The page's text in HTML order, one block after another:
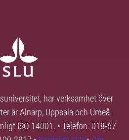
har verksamhet över
är Alnarp, Uppsala och Umeå.
ISO 14001. • Telefon: 018-67